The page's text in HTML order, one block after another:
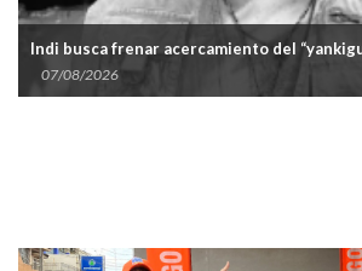
Indi busca frenar acercamiento del
07/08/2026